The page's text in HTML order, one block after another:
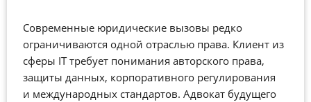
Современные юридические вызовы редко
ограничиваются одной отраслью права. Клиент из
сферы IT требует понимания авторского права,
защиты данных, корпоративного регулирования
и международных стандартов. Адвокат будущего